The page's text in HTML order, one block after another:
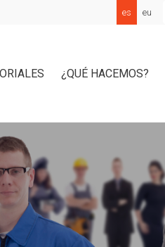
es eu
¿QUÉ HACEMOS?